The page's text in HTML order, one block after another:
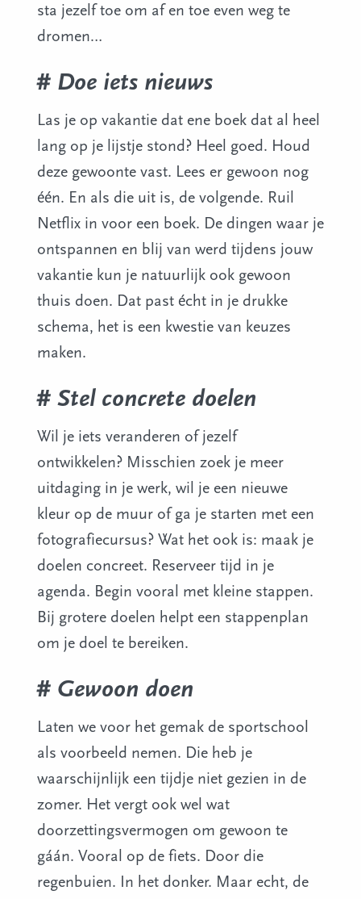
sta jezelf toe om af en toe even weg te
dromen…
# Doe iets nieuws
Las je op vakantie dat ene boek dat al heel
lang op je lijstje stond? Heel goed. Houd
deze gewoonte vast. Lees er gewoon nog
één. En als die uit is, de volgende. Ruil
Netflix in voor een boek. De dingen waar je
ontspannen en blij van werd tijdens jouw
vakantie kun je natuurlijk ook gewoon
thuis doen. Dat past écht in je drukke
schema, het is een kwestie van keuzes
maken.
# Stel concrete doelen
Wil je iets veranderen of jezelf
ontwikkelen? Misschien zoek je meer
uitdaging in je werk, wil je een nieuwe
kleur op de muur of ga je starten met een
fotografiecursus? Wat het ook is: maak je
doelen concreet. Reserveer tijd in je
agenda. Begin vooral met kleine stappen.
Bij grotere doelen helpt een stappenplan
om je doel te bereiken.
# Gewoon doen
Laten we voor het gemak de sportschool
als voorbeeld nemen. Die heb je
waarschijnlijk een tijdje niet gezien in de
zomer. Het vergt ook wel wat
doorzettingsvermogen om gewoon te
gáán. Vooral op de fiets. Door die
regenbuien. In het donker. Maar echt, de